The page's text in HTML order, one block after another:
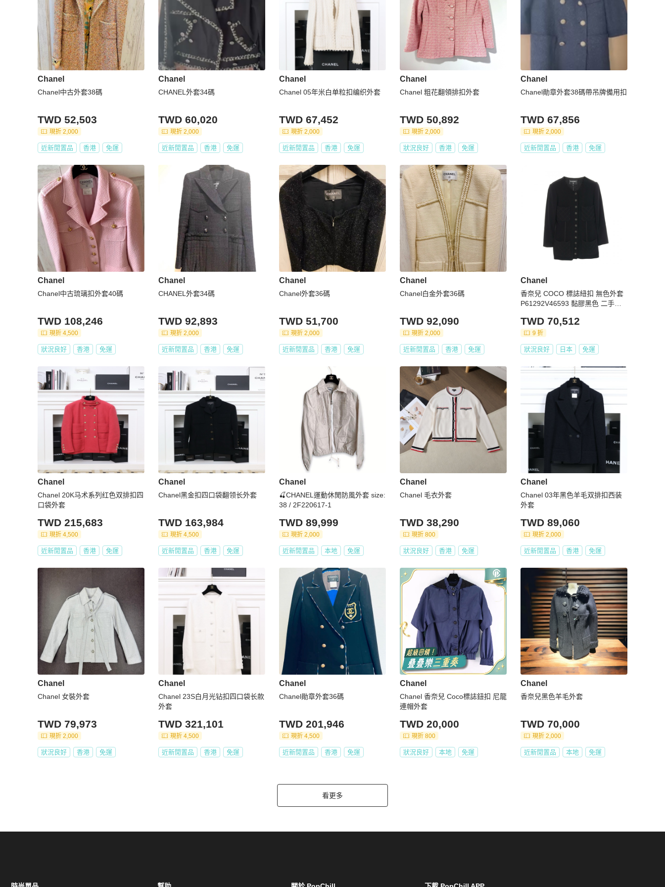
Chanel
Chanel中古外套38碼
TWD 52,503
現折 2,000
近新閒置品 香港 免運
Chanel
CHANEL外套34碼
TWD 60,020
現折 2,000
近新閒置品 香港 免運
Chanel
Chanel 05年米白单粒扣编织外套
TWD 67,452
現折 2,000
近新閒置品 香港 免運
Chanel
Chanel 粗花翻領排扣外套
TWD 50,892
現折 2,000
狀況良好 香港 免運
Chanel
Chanel勛章外套38碼帶吊牌備用扣
TWD 67,856
現折 2,000
近新閒置品 香港 免運
Chanel
Chanel中古琉璃扣外套40碼
TWD 108,246
現折 4,500
狀況良好 香港 免運
Chanel
CHANEL外套34碼
TWD 92,893
現折 2,000
近新閒置品 香港 免運
Chanel
Chanel外套36碼
TWD 51,700
現折 2,000
近新閒置品 香港 免運
Chanel
Chanel白金外套36碼
TWD 92,090
現折 2,000
近新閒置品 香港 免運
Chanel
香奈兒 COCO 標誌紐扣 無色外套
P61292V46593 黏膠黑色 二手女
TWD 70,512
9 折
狀況良好 日本 免運
Chanel
Chanel 20K马术系列红色双排扣四
口袋外套
TWD 215,683
現折 4,500
近新閒置品 香港 免運
Chanel
Chanel黑金扣四口袋翻领长外套
TWD 163,984
現折 4,500
近新閒置品 香港 免運
Chanel
🍒CHANEL運動休閒防風外套 size:
38 / 2F220617-1
TWD 89,999
現折 2,000
近新閒置品 本地 免運
Chanel
Chanel 毛衣外套
TWD 38,290
現折 800
狀況良好 香港 免運
Chanel
Chanel 03年黑色羊毛双排扣西装
外套
TWD 89,060
現折 2,000
近新閒置品 香港 免運
Chanel
Chanel 女裝外套
TWD 79,973
現折 2,000
狀況良好 香港 免運
Chanel
Chanel 23S白月光钻扣四口袋长款
外套
TWD 321,101
現折 4,500
近新閒置品 香港 免運
Chanel
Chanel勛章外套36碼
TWD 201,946
現折 4,500
近新閒置品 香港 免運
Chanel
Chanel 香奈兒 Coco標誌鈕扣 尼龍
連帽外套
TWD 20,000
現折 800
狀況良好 本地 免運
Chanel
香奈兒黑色羊毛外套
TWD 70,000
現折 2,000
近新閒置品 本地 免運
看更多